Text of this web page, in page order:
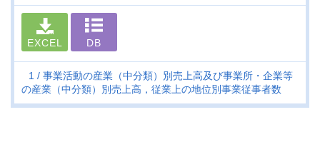
EXCEL DB
1
事業活動の産業（中分類）別売上高及び事業所・企業等
の産業（中分類）別売上高，従業上の地位別事業従事者数